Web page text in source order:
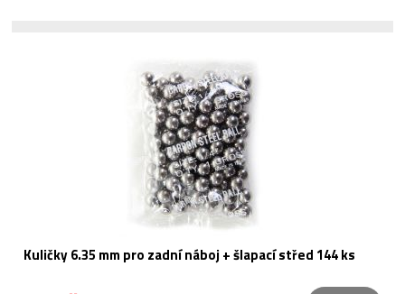
Kuličky 6.35 mm pro zadní náboj + šlapací střed 144 ks